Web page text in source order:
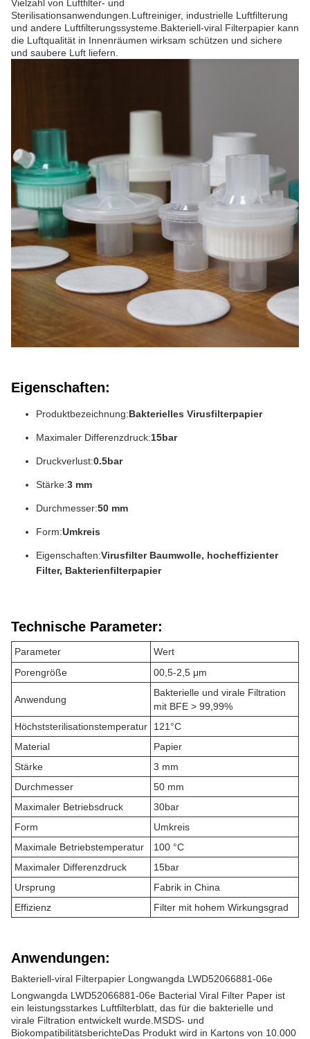
Vielzahl von Luftfilter- und
Sterilisationsanwendungen.Luftreiniger, industrielle Luftfilterung
und andere Luftfilterungssysteme.Bakteriell-viral Filterpapier kann
die Luftqualität in Innenräumen wirksam schützen und sichere
und saubere Luft liefern.
Eigenschaften:
Produktbezeichnung:Bakterielles Virusfilterpapier
Maximaler Differenzdruck:15bar
Druckverlust:0.5bar
Stärke:3 mm
Durchmesser:50 mm
Form:Umkreis
Eigenschaften:Virusfilter Baumwolle, hocheffizienter
Filter, Bakterienfilterpapier
Technische Parameter:
Parameter
Wert
Porengröße
00,5-2,5 μm
Anwendung
Bakterielle und virale Filtration
mit BFE > 99,99%
Höchststerilisationstemperatur
121°C
Material
Papier
Stärke
3 mm
Durchmesser
50 mm
Maximaler Betriebsdruck
30bar
Form
Umkreis
Maximale Betriebstemperatur
100 °C
Maximaler Differenzdruck
15bar
Ursprung
Fabrik in China
Effizienz
Filter mit hohem Wirkungsgrad
Anwendungen:
Bakteriell-viral Filterpapier Longwangda LWD52066881-06e
Longwangda LWD52066881-06e Bacterial Viral Filter Paper ist
ein leistungsstarkes Luftfilterblatt, das für die bakterielle und
virale Filtration entwickelt wurde.MSDS- und
BiokompatibilitätsberichteDas Produkt wird in Kartons von 10.000